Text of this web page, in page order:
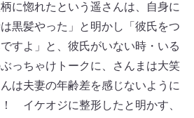
に惚れたという遥さんは、自身に
黒髪やった」と明かし「彼氏をつ
すよ」と、彼氏がいない時・いる
っちゃけトークに、さんまは大笑
は夫妻の年齢差を感じないように
イケオジに整形したと明かす、